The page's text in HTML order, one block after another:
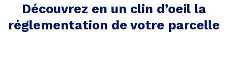
Découvrez en un clin d’oeil la
réglementation de votre parcelle